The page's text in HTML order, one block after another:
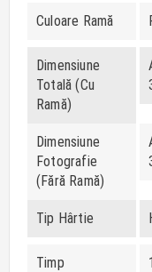
Culoare Ramă
Dimensiune
Totală (cu
Ramă)
Dimensiune
Fotografie
(fără Ramă)
Tip Hârtie
Timp